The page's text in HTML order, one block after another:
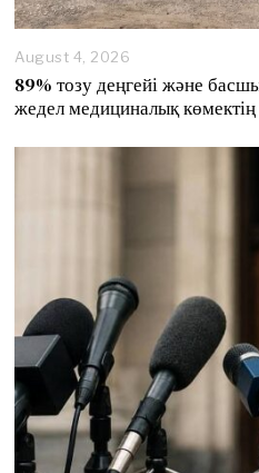
August 4, 2026
89% тозу деңгейі және
жедел медициналық көмектің